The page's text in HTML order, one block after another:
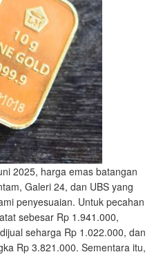
2025, harga emas batangan
Galeri 24, dan UBS yang
penyesuaian. Untuk pecahan
sebesar Rp 1.941.000,
seharga Rp 1.022.000, dan
Rp 3.821.000. Sementara itu,